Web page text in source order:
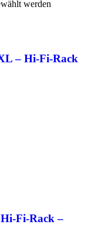
werden
– Hi-Fi-Rack
Fi-Rack –